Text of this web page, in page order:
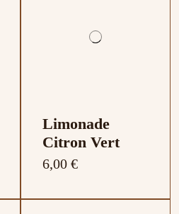
Limonade
Citron Vert
6,00 €